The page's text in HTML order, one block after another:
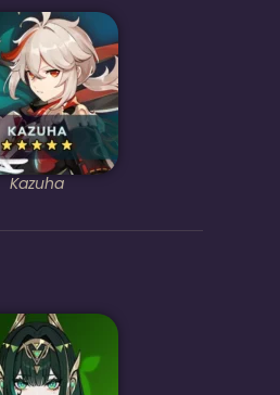
Kazuha